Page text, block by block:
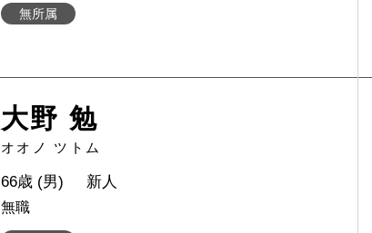
無所属
大野 勉
オオノ ツトム
66歳 (男) 新人
無職